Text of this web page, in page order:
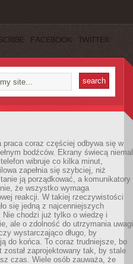
FACEBOOK TWITTER
praca coraz częściej odbywa się w
bodźców. Ekrany świecą niemal
wibruje co kilka minut,
zapełnia się szybciej, niż
ją porządkować, a komunikatory
że wszystko wymaga
reakcji. W takiej rzeczywistości
się jedną z najcenniejszych
Nie chodzi już tylko o wiedzę i
ale o zdolność do utrzymania uwagi
wystarczająco długo, by
do końca. To coraz trudniejsze, bo
został zaprojektowany tak, by stale
czas. Wiele osób zauważa, że